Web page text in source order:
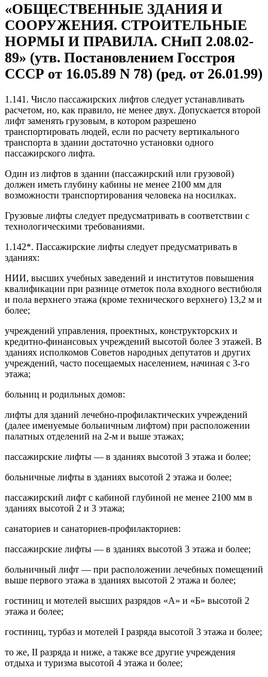
«ОБЩЕСТВЕННЫЕ ЗДАНИЯ И
СООРУЖЕНИЯ. СТРОИТЕЛЬНЫЕ
НОРМЫ И ПРАВИЛА. СНиП 2.08.02-
89» (утв. Постановлением Госстроя
СССР от 16.05.89 N 78) (ред. от 26.01.99)
1.141. Число пассажирских лифтов следует устанавливать
расчетом, но, как правило, не менее двух. Допускается второй
лифт заменять грузовым, в котором разрешено
транспортировать людей, если по расчету вертикального
транспорта в здании достаточно установки одного
пассажирского лифта.
Один из лифтов в здании (пассажирский или грузовой)
должен иметь глубину кабины не менее 2100 мм для
возможности транспортирования человека на носилках.
Грузовые лифты следует предусматривать в соответствии с
технологическими требованиями.
1.142*. Пассажирские лифты следует предусматривать в
зданиях:
НИИ, высших учебных заведений и институтов повышения
квалификации при разнице отметок пола входного вестибюля
и пола верхнего этажа (кроме технического верхнего) 13,2 м и
более;
учреждений управления, проектных, конструкторских и
кредитно-финансовых учреждений высотой более 3 этажей. В
зданиях исполкомов Советов народных депутатов и других
учреждений, часто посещаемых населением, начиная с 3-го
этажа;
больниц и родильных домов:
лифты для зданий лечебно-профилактических учреждений
(далее именуемые больничным лифтом) при расположении
палатных отделений на 2-м и выше этажах;
пассажирские лифты — в зданиях высотой 3 этажа и более;
больничные лифты в зданиях высотой 2 этажа и более;
пассажирский лифт с кабиной глубиной не менее 2100 мм в
зданиях высотой 2 и 3 этажа;
санаториев и санаториев-профилакториев:
пассажирские лифты — в зданиях высотой 3 этажа и более;
больничный лифт — при расположении лечебных помещений
выше первого этажа в зданиях высотой 2 этажа и более;
гостиниц и мотелей высших разрядов «А» и «Б» высотой 2
этажа и более;
гостиниц, турбаз и мотелей I разряда высотой 3 этажа и более;
то же, II разряда и ниже, а также все другие учреждения
отдыха и туризма высотой 4 этажа и более;